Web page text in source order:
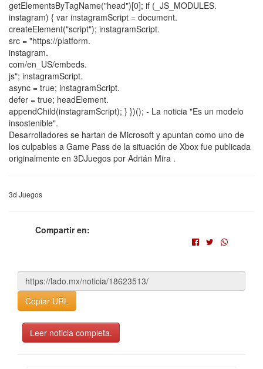
getElementsByTagName("head")[0]; if (_JS_MODULES.
instagram) { var instagramScript = document.
createElement("script"); instagramScript.
src = "https://platform.
instagram.
com/en_US/embeds.
js"; instagramScript.
async = true; instagramScript.
defer = true; headElement.
appendChild(instagramScript); } })(); - La noticia "Es un modelo
insostenible".
Desarrolladores se hartan de Microsoft y apuntan como uno de
los culpables a Game Pass de la situación de Xbox fue publicada
originalmente en 3DJuegos por Adrián Mira .
3d Juegos
Compartir en:
Copiar URL
Leer noticia completa.